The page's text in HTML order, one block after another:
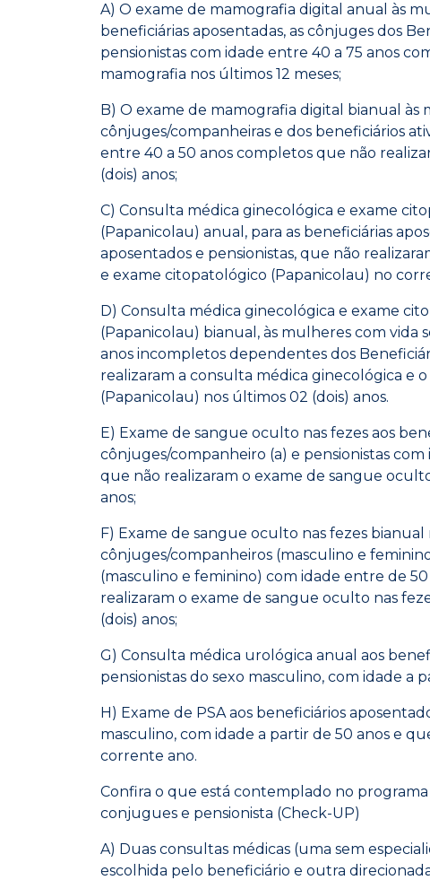
A) O exame de mamografia digital anual às
beneficiárias aposentadas, as cônjuges dos
pensionistas com idade entre 40 a 75 anos
mamografia nos últimos 12 meses;
B) O exame de mamografia digital bianual às
cônjuges/companheiras e dos beneficiários
entre 40 a 50 anos completos que não
(dois) anos;
C) Consulta médica ginecológica e exame
(Papanicolau) anual, para as beneficiárias
aposentados e pensionistas, que não
e exame citopatológico (Papanicolau) no
D) Consulta médica ginecológica e exame
(Papanicolau) bianual, às mulheres com vida
anos incompletos dependentes dos
realizaram a consulta médica ginecológica e
(Papanicolau) nos últimos 02 (dois) anos.
E) Exame de sangue oculto nas fezes aos
cônjuges/companheiro (a) e pensionistas
que não realizaram o exame de sangue
anos;
F) Exame de sangue oculto nas fezes bianual
cônjuges/companheiros (masculino e
(masculino e feminino) com idade entre de
realizaram o exame de sangue oculto nas
(dois) anos;
G) Consulta médica urológica anual aos
pensionistas do sexo masculino, com idade a
H) Exame de PSA aos beneficiários
masculino, com idade a partir de 50 anos e
corrente ano.
Confira o que está contemplado no
conjugues e pensionista (Check-UP)
A) Duas consultas médicas (uma sem
escolhida pelo beneficiário e outra